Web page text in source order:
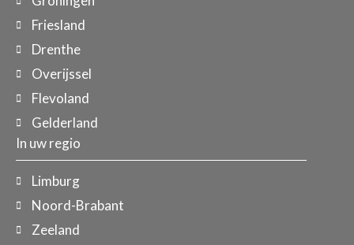
Friesland
Drenthe
Overijssel
Flevoland
Gelderland
In uw regio
Limburg
Noord-Brabant
Zeeland